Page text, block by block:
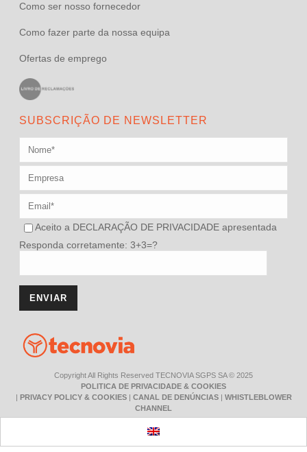
Como ser nosso fornecedor
Como fazer parte da nossa equipa
Ofertas de emprego
SUBSCRIÇÃO DE NEWSLETTER
Aceito a DECLARAÇÃO DE PRIVACIDADE apresentada
Responda corretamente: 3+3=?
Copyright All Rights Reserved TECNOVIA SGPS SA © 2025
POLITICA DE PRIVACIDADE & COOKIES
| PRIVACY POLICY & COOKIES| CANAL DE DENÚNCIAS| WHISTLEBLOWER
CHANNEL